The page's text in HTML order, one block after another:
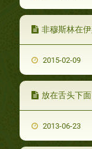
非穆斯林在伊
2015-02-09
放在舌头下
2013-06-23